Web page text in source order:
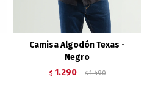
Camisa Algodón Texas -
Negro
$ 1.290 $ 1.490